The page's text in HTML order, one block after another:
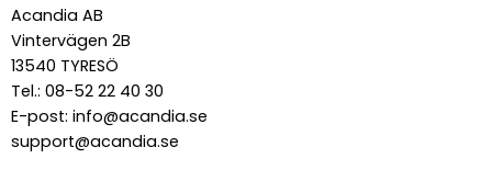
Acandia AB
Vintervägen 2B
13540 TYRESÖ
Tel.: 08-52 22 40 30
E-post: info@acandia.se
support@acandia.se